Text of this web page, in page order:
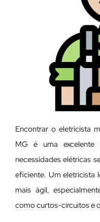
Encontrar o eletricista
MG é uma excelente
necessidades elétricas
eficiente. Um eletricista
mais ágil,
como curtos-circuitos e